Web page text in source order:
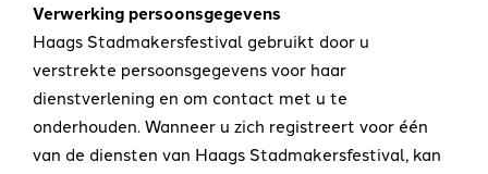
Verwerking persoonsgegevens
Haags Stadmakersfestival gebruikt door u
verstrekte persoonsgegevens voor haar
dienstverlening en om contact met u te
onderhouden. Wanneer u zich registreert voor één
van de diensten van Haags Stadmakersfestival, kan